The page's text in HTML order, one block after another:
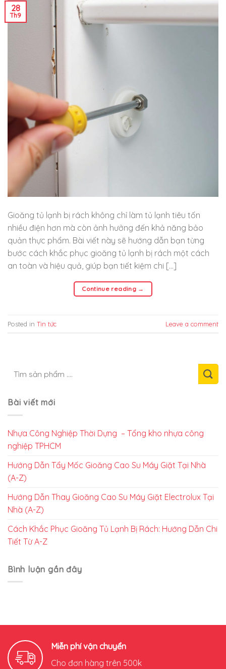
28
Th9
Gioăng tủ lạnh bị rách không chỉ làm tủ lạnh tiêu tốn
nhiều điện hơn mà còn ảnh hưởng đến khả năng bảo
quản thực phẩm. Bài viết này sẽ hướng dẫn bạn từng
bước cách khắc phục gioăng tủ lạnh bị rách một cách
an toàn và hiệu quả, giúp bạn tiết kiệm chi […]
Continue reading →
Posted in Tin tức Leave a comment
Bài viết mới
Nhựa Công Nghiệp Thời Dựng – Tổng kho nhựa công
nghiệp TPHCM
Hướng Dẫn Tẩy Mốc Gioăng Cao Su Máy Giặt Tại Nhà
(A-Z)
Hướng Dẫn Thay Gioăng Cao Su Máy Giặt Electrolux Tại
Nhà (A-Z)
Cách Khắc Phục Gioăng Tủ Lạnh Bị Rách: Hướng Dẫn Chi
Tiết Từ A-Z
Bình luận gần đây
Miễn phí vận chuyển
Cho đơn hàng trên 500k